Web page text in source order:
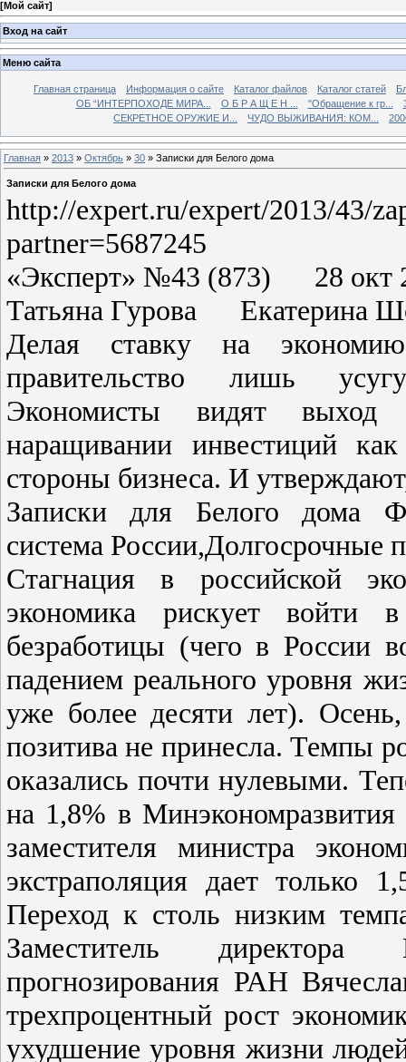
[Мой сайт]
Вход на сайт
Меню сайта
Главная страница Информация о сайте Каталог файлов Каталог статей
ОБ “ИНТЕРПОХОДЕ МИРА...
О Б Р А Щ Е Н ... "Обращение к гр...
СЕКРЕТНОЕ ОРУЖИЕ И...
ЧУДО ВЫЖИВАНИЯ: КОМ...
Главная » 2013 » Октябрь » 30 » Записки для Белого дома
Записки для Белого дома
http://expert.ru/expert/2013/43/
partner=5687245
«Эксперт» №43 (873) 28 окт
Татьяна Гурова Екатерина
Делая ставку на
правительство лишь
Экономисты видят выход
наращивании инвестиций
стороны бизнеса. И
Записки для Белого дома
система России,Долгосрочные
Стагнация в российской
экономика рискует
безработицы (чего в России
падением реального уровня
уже более десяти лет).
позитива не принесла. Темпы
оказались почти нулевыми.
на 1,8% в
заместителя министра
экстраполяция дает только
Переход к столь низким
Заместитель директора
прогнозирования РАН
трехпроцентный рост
ухудшение уровня жизни